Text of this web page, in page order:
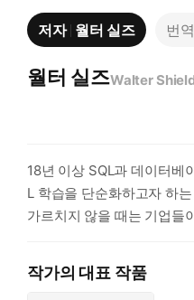
저자 월터 실즈 번역
월터 실즈Walter
18년 이상 SQL과 데이터베
L 학습을 단순화하고자 하
가르치지 않을 때는 기업들
작가의 대표 작품